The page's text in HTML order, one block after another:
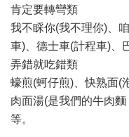
肯定要轉彎類
我不睬你(我不理你)、
車)、德士車(計程車)、
弄錯就吃錯類
蠔煎(蚵仔煎)、快熟面(
肉面湯(是我們的牛肉
等。